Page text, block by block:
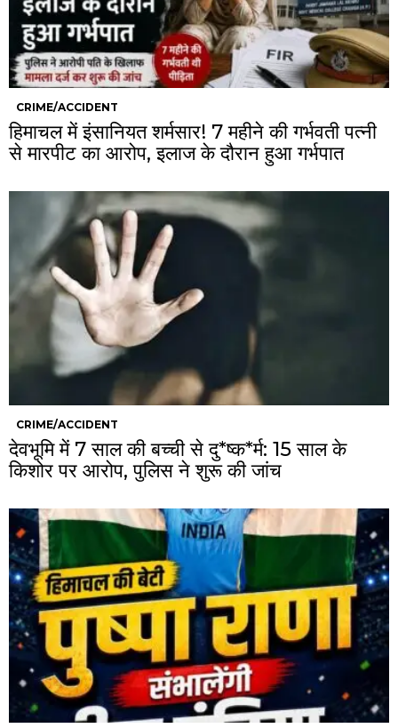
CRIME/ACCIDENT
हिमाचल में इंसानियत शर्मसार! 7 महीने की गर्भवती पत्नी
से मारपीट का आरोप, इलाज के दौरान हुआ गर्भपात
CRIME/ACCIDENT
देवभूमि में 7 साल की बच्ची से दु*ष्क*र्म: 15 साल के
किशोर पर आरोप, पुलिस ने शुरू की जांच